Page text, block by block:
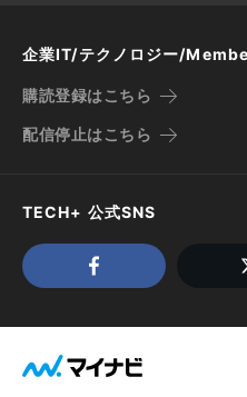
企業IT/テクノロジー/
購読登録はこちら
配信停止はこちら
TECH+ 公式SNS